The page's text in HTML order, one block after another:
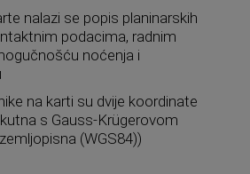
nalazi se popis planinarskih
podacima, radnim
noćenja i
na karti su dvije koordinate
s Gauss-Krügerovom
(WGS84))